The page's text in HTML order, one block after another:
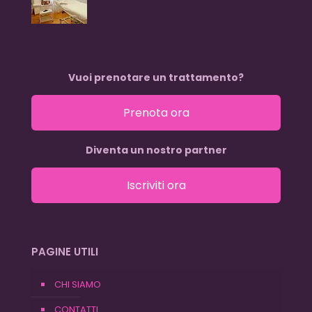
Vuoi prenotare un trattamento?
Prenota ora
Diventa un nostro partner
Iscriviti ora
PAGINE UTILI
CHI SIAMO